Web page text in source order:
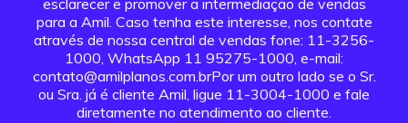
esclarecer e promover a intermediação de vendas
para a Amil. Caso tenha este interesse, nos contate
através de nossa central de vendas fone: 11-3256-
1000, WhatsApp 11 95275-1000, e-mail:
contato@amilplanos.com.brPor um outro lado se o Sr.
ou Sra. já é cliente Amil, ligue 11-3004-1000 e fale
diretamente no atendimento ao cliente.